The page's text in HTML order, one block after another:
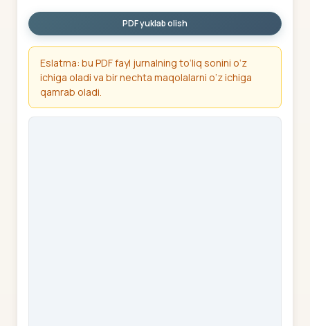
PDF yuklab olish
Eslatma: bu PDF fayl jurnalning to‘liq sonini o‘z
ichiga oladi va bir nechta maqolalarni o‘z ichiga
qamrab oladi.